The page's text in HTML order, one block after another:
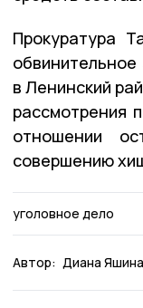
Прокуратура
в Ленинский
рассмотрения
отношении
совершению
уголовное дело
Автор: Диана Яшина